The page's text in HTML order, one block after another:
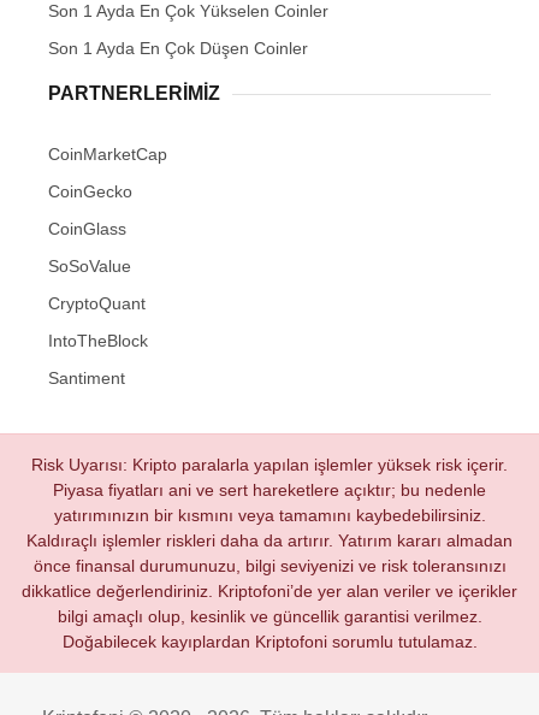
Son 1 Ayda En Çok Yükselen Coinler
Son 1 Ayda En Çok Düşen Coinler
PARTNERLERIMIZ
CoinMarketCap
CoinGecko
CoinGlass
SoSoValue
CryptoQuant
IntoTheBlock
Santiment
Risk Uyarısı: Kripto paralarla yapılan işlemler yüksek risk içerir.
Piyasa fiyatları ani ve sert hareketlere açıktır; bu nedenle
yatırımınızın bir kısmını veya tamamını kaybedebilirsiniz.
Kaldıraçlı işlemler riskleri daha da artırır. Yatırım kararı almadan
önce finansal durumunuzu, bilgi seviyenizi ve risk toleransınızı
dikkatlice değerlendiriniz. Kriptofoni’de yer alan veriler ve içerikler
bilgi amaçlı olup, kesinlik ve güncellik garantisi verilmez.
Doğabilecek kayıplardan Kriptofoni sorumlu tutulamaz.